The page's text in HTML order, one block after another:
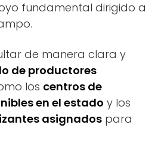
fundamental dirigido a
de manera clara y
de productores
los centros de
en el estado y los
asignados para